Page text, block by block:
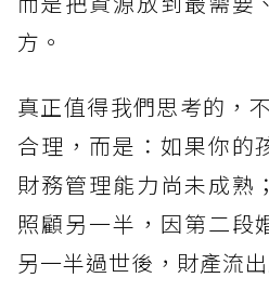
方。
真正值得我們思考的，
合理，而是：如果你的
財務管理能力尚未成熟
照顧另一半，因第二段
另一半過世後，財產流